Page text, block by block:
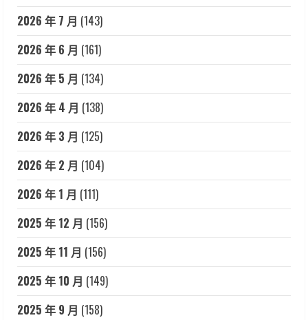
2026 年 7 月 (143)
2026 年 6 月 (161)
2026 年 5 月 (134)
2026 年 4 月 (138)
2026 年 3 月 (125)
2026 年 2 月 (104)
2026 年 1 月 (111)
2025 年 12 月 (156)
2025 年 11 月 (156)
2025 年 10 月 (149)
2025 年 9 月 (158)